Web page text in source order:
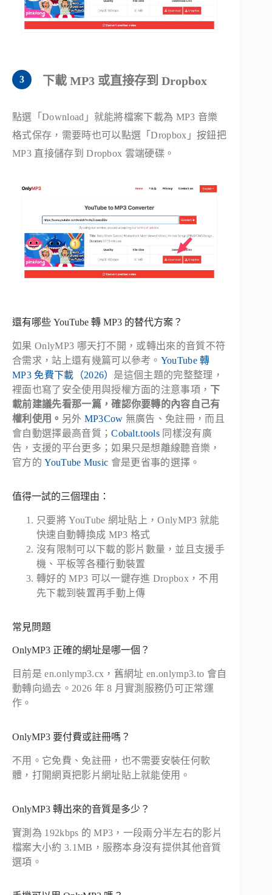
下載 MP3 或直接存到 Dropbox
點選「Download」就能將檔案下載為 MP3 音樂
格式保存，需要時也可以點選「Dropbox」按鈕把
MP3 直接儲存到 Dropbox 雲端硬碟。
還有哪些 YouTube 轉 MP3 的替代方案？
如果 OnlyMP3 哪天打不開，或轉出來的音質不符
合需求，站上還有幾篇可以參考。 YouTube 轉
MP3 免費下載（2026） 是這個主題的完整整理，
裡面也寫了安全使用與授權方面的注意事項， 下
載前建議先看那一篇，確認你要轉的內容自己有
權利使用。 另外 MP3Cow 無廣告、免註冊，而且
會自動選擇最高音質；Cobalt.tools 同樣沒有廣
告，支援的平台更多；如果只是想離線聽音樂，
官方的YouTube Music 會是更省事的選擇。
值得一試的三個理由：
只要將 YouTube 網址貼上，OnlyMP3 就能
快速自動轉換成 MP3 格式
沒有限制可以下載的影片數量，並且支援手
機、平板等各種行動裝置
轉好的 MP3 可以一鍵存進 Dropbox，不用
先下載到裝置再手動上傳
常見問題
OnlyMP3 正確的網址是哪一個？
目前是 en.onlymp3.cx，舊網址 en.onlymp3.to 會自
動轉向過去。2026 年 8 月實測服務仍可正常運
作。
OnlyMP3 要付費或註冊嗎？
不用。它免費、免註冊，也不需要安裝任何軟
體，打開網頁把影片網址貼上就能使用。
OnlyMP3 轉出來的音質是多少？
實測為 192kbps 的 MP3，一段兩分半左右的影片
檔案大小約 3.1MB，服務本身沒有提供其他音質
選項。